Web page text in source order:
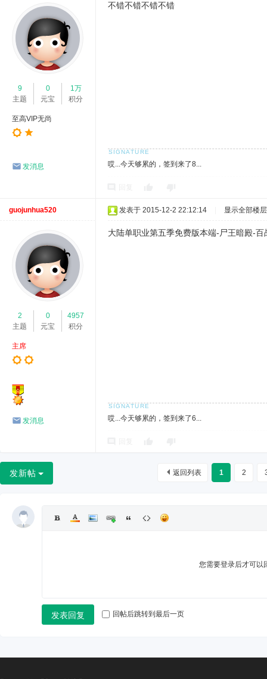
9
主题
0
元宝
1万
积分
至高VIP无尚
发消息
不错不错不错不错
哎...今天够累的，签到来了8...
guojunhua520
2
主题
0
元宝
4957
积分
主席
发消息
发表于 2015-12-2 22:12:14 显示全部楼层
大陆单职业第五季免费版本端-尸王暗殿-
哎...今天够累的，签到来了6...
1 2
返回列表
发新帖
您需要登录后才可以
发表回复 回帖后跳转到最后一页